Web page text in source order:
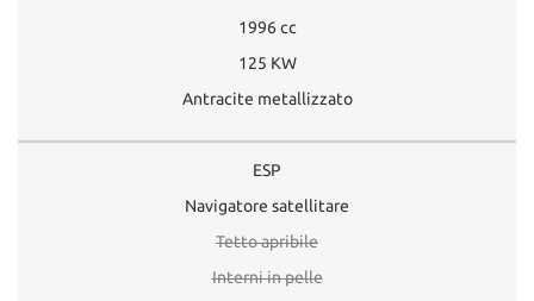
1996 cc
125 KW
Antracite metallizzato
ESP
Navigatore satellitare
Tetto apribile
Interni in pelle